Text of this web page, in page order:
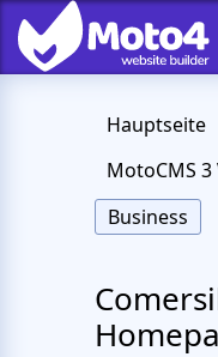
Hauptseite
Business